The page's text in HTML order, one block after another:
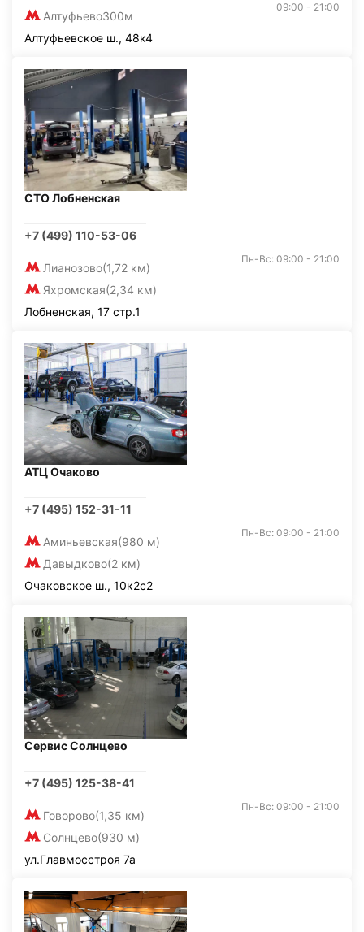
Алтуфьево300м
09:00 - 21:00
Алтуфьевское ш., 48к4
СТО Лобненская
+7 (499) 110-53-06
Лианозово(1,72 км)
Яхромская(2,34 км)
Пн-Вс: 09:00 - 21:00
Лобненская, 17 стр.1
АТЦ Очаково
+7 (495) 152-31-11
Аминьевская(980 м)
Давыдково(2 км)
Пн-Вс: 09:00 - 21:00
Очаковское ш., 10к2с2
Сервис Солнцево
+7 (495) 125-38-41
Говорово(1,35 км)
Солнцево(930 м)
Пн-Вс: 09:00 - 21:00
ул.Главмосстроя 7а